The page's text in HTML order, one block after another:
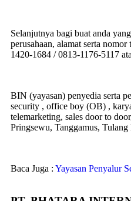
Selanjutnya bagi buat anda
perusahaan, alamat serta
1420-1684 / 0813-1176-5117
BIN (yayasan) penyedia serta
security , office boy (OB) ,
telemarketing, sales door to
Pringsewu, Tanggamus,
Baca Juga : Yayasan Penyalur